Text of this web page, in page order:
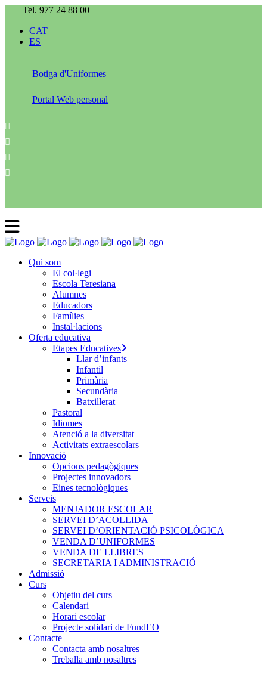
Tel. 977 24 88 00
CAT
ES
Botiga d'Uniformes
Portal Web personal
Qui som
El col·legi
Escola Teresiana
Alumnes
Educadors
Famílies
Instal·lacions
Oferta educativa
Etapes Educatives
Llar d’infants
Infantil
Primària
Secundària
Batxillerat
Pastoral
Idiomes
Atenció a la diversitat
Activitats extraescolars
Innovació
Opcions pedagògiques
Projectes innovadors
Eines tecnològiques
Serveis
MENJADOR ESCOLAR
SERVEI D’ACOLLIDA
SERVEI D’ORIENTACIÓ PSICOLÒGICA
VENDA D’UNIFORMES
VENDA DE LLIBRES
SECRETARIA I ADMINISTRACIÓ
Admissió
Curs
Objetiu del curs
Calendari
Horari escolar
Projecte solidari de FundEO
Contacte
Contacta amb nosaltres
Treballa amb nosaltres